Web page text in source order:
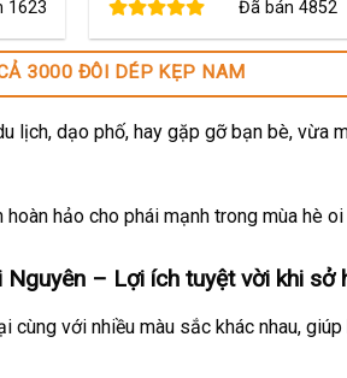
tại
240,000 ₫.
1623
là:
tại
Đã bán 4852
3000 ĐÔI DÉP KẸP NAM
dạo phố, hay gặp gỡ bạn bè, vừa
hảo cho phái mạnh trong mùa hè
– Lợi ích tuyệt vời khi sở
với nhiều màu sắc khác nhau,